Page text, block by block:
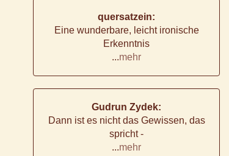
quersatzein:
Eine wunderbare, leicht ironische
Erkenntnis
...mehr
Gudrun Zydek:
Dann ist es nicht das Gewissen, das
spricht -
...mehr